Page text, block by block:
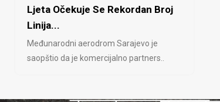
Ljeta Očekuje Se Rekordan Broj
Linija...
Međunarodni aerodrom Sarajevo je
saopštio da je komercijalno partners..